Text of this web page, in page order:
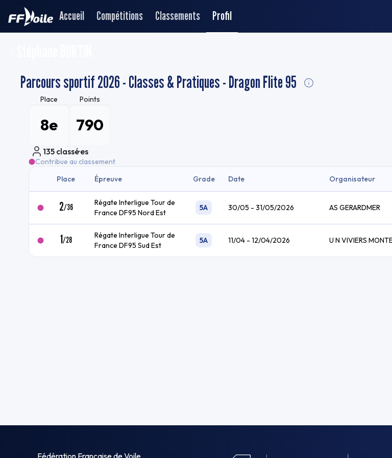
Accueil Compétitions Classements Profil
Parcours sportif 2026 - Classes & Pratiques - Dragon Flite 95
Place
8e
Points
790
135 classé·es
Contribue au classement
Place
Épreuve Grade Date Organisateur
2/36
Régate Interligue Tour de
France DF95 Nord Est
5A 30/05 - 31/05/2026 AS GERARDMER
1/28
Régate Interligue Tour de
France DF95 Sud Est
5A 11/04 - 12/04/2026 U N VIVIERS
Fédération Française de Voile